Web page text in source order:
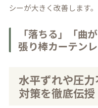
シーが大きく改善します。
「落ちる」「曲
張り棒カーテン
水平ずれや圧力
対策を徹底伝授